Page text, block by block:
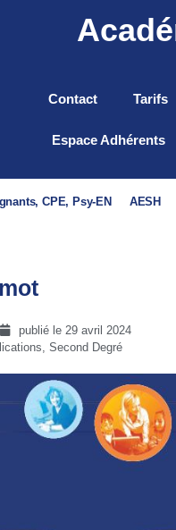
Contact Tarifs
Espace Adhérents
CPE, Psy-EN AESH
publié le 29 avril 2024
, Second Degré